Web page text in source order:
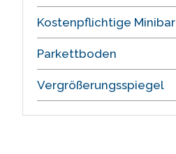
Kostenpflichtige Minibar
Parkettboden
Vergrößerungsspiegel